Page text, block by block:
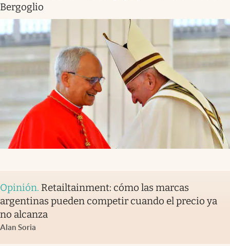
Bergoglio
Opinión. Retailtainment: cómo las marcas
argentinas pueden competir cuando el precio ya
no alcanza
Alan Soria